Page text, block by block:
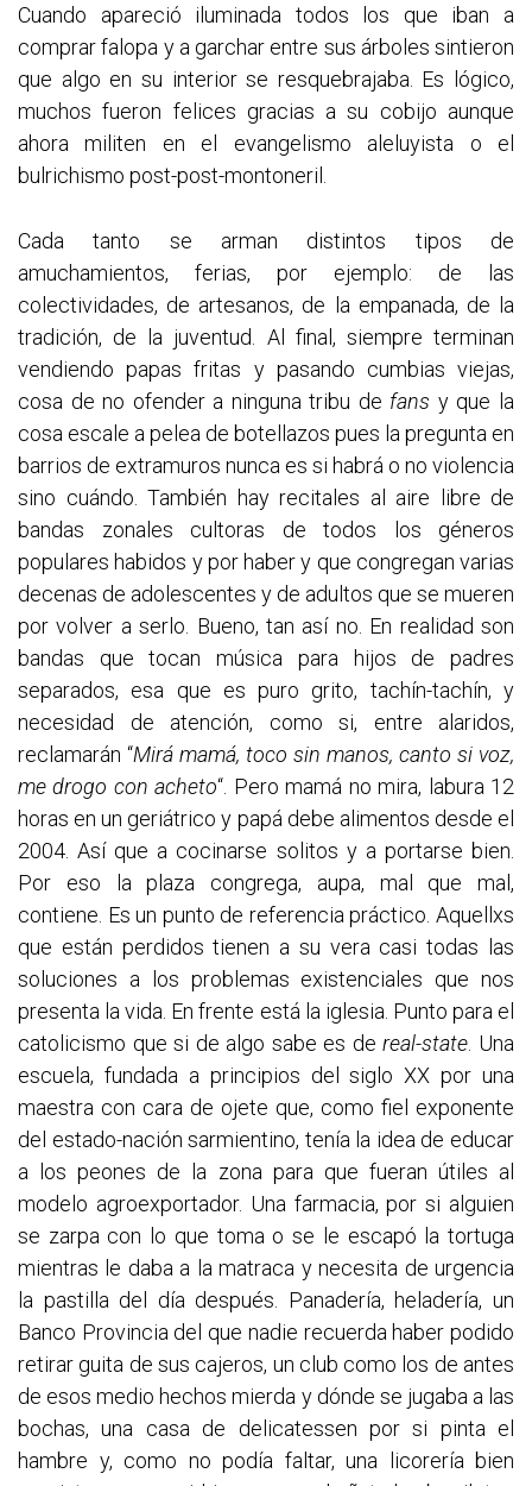
Cuando apareció iluminada todos los que iban a
comprar falopa y a garchar entre sus árboles sintieron
que algo en su interior se resquebrajaba. Es lógico,
muchos fueron felices gracias a su cobijo aunque
ahora militen en el evangelismo aleluyista o el
bulrichismo post-post-montoneril.
Cada tanto se arman distintos tipos de
amuchamientos, ferias, por ejemplo: de las
colectividades, de artesanos, de la empanada, de la
tradición, de la juventud. Al final, siempre terminan
vendiendo papas fritas y pasando cumbias viejas,
cosa de no ofender a ninguna tribu de fans y que la
cosa escale a pelea de botellazos pues la pregunta en
barrios de extramuros nunca es si habrá o no violencia
sino cuándo. También hay recitales al aire libre de
bandas zonales cultoras de todos los géneros
populares habidos y por haber y que congregan varias
decenas de adolescentes y de adultos que se mueren
por volver a serlo. Bueno, tan así no. En realidad son
bandas que tocan música para hijos de padres
separados, esa que es puro grito, tachín-tachín, y
necesidad de atención, como si, entre alaridos,
reclamarán “Mirá mamá, toco sin manos, canto si voz,
me drogo con acheto“. Pero mamá no mira, labura 12
horas en un geriátrico y papá debe alimentos desde el
2004. Así que a cocinarse solitos y a portarse bien.
Por eso la plaza congrega, aupa, mal que mal,
contiene. Es un punto de referencia práctico. Aquellxs
que están perdidos tienen a su vera casi todas las
soluciones a los problemas existenciales que nos
presenta la vida. En frente está la iglesia. Punto para el
catolicismo que si de algo sabe es dereal-state. Una
escuela, fundada a principios del siglo XX por una
maestra con cara de ojete que, como fiel exponente
del estado-nación sarmientino, tenía la idea de educar
a los peones de la zona para que fueran útiles al
modelo agroexportador. Una farmacia, por si alguien
se zarpa con lo que toma o se le escapó la tortuga
mientras le daba a la matraca y necesita de urgencia
la pastilla del día después. Panadería, heladería, un
Banco Provincia del que nadie recuerda haber podido
retirar guita de sus cajeros, un club como los de antes
de esos medio hechos mierda y dónde se jugaba a las
bochas, una casa de delicatessen por si pinta el
hambre y, como no podía faltar, una licorería bien